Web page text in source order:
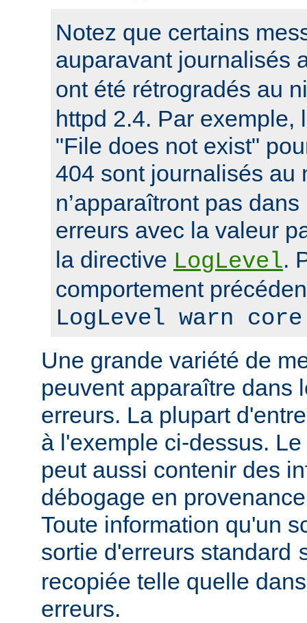
Notez que certains
auparavant journalisés
ont été rétrogradés au
httpd 2.4. Par exemple,
"File does not exist"
404 sont journalisés au
n’apparaîtront pas
erreurs avec la valeur
la directive LogLevel.
comportement
LogLevel warn
Une grande variété de
peuvent apparaître dans
erreurs. La plupart
à l'exemple ci-dessus.
peut aussi contenir des
débogage en
Toute information qu'un
sortie d'erreurs standard
recopiée telle quelle
erreurs.